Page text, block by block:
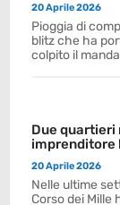
20 Aprile 2026
Pioggia di
blitz che ha
colpito il
Due quartieri
imprenditore
20 Aprile 2026
Nelle ultime
Corso dei Mille